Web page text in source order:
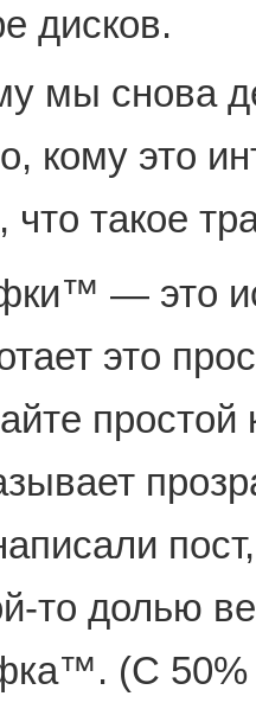
дисков.
мы снова
кому это
что такое
— это
это
то долью
(С 50%